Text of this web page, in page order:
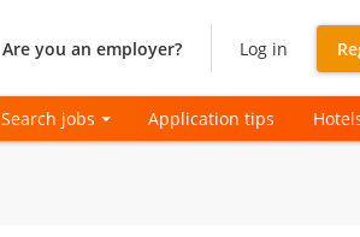
Are you an employer? Log in
Search jobs Application tips